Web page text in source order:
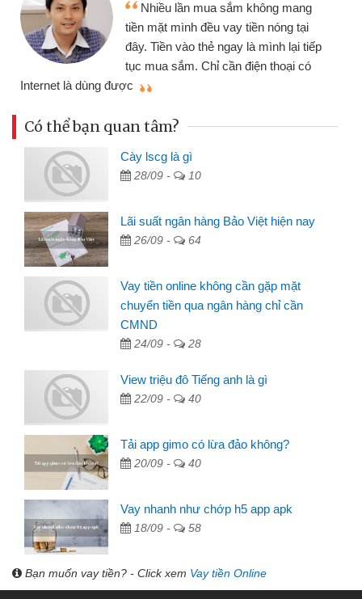
Nhiều lần mua sắm không mang
tiền mặt mình đều vay tiền nóng tại
đây. Tiền vào thẻ ngay là mình lại tiếp
tục mua sắm. Chỉ cần điện thoại có
Internet là dùng được
Có thể bạn quan tâm?
Cày lscg là gì
28/09 - 10
Lãi suất ngân hàng Bảo Việt hiện nay
26/09 - 64
Vay tiền online không cần gặp mặt
chuyển tiền qua ngân hàng chỉ cần
CMND
24/09 - 28
View triệu đô Tiếng anh là gì
22/09 - 40
Tải app gimo có lừa đảo không?
20/09 - 40
Vay nhanh như chớp h5 app apk
18/09 - 58
Bạn muốn vay tiền? - Click xem Vay tiền Online